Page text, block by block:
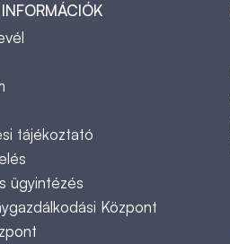
tájékoztató
ügyintézés
Központ